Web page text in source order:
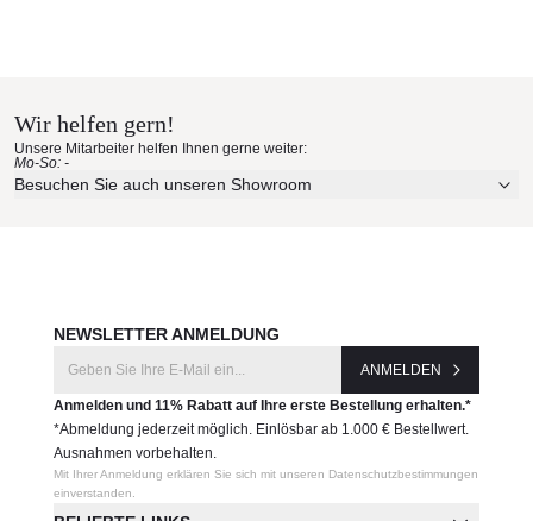
Wir helfen gern!
Unsere Mitarbeiter helfen Ihnen gerne weiter:
Mo-So: -
Besuchen Sie auch unseren Showroom
NEWSLETTER ANMELDUNG
ANMELDEN
Anmelden und 11% Rabatt auf Ihre erste Bestellung erhalten.*
*Abmeldung jederzeit möglich. Einlösbar ab 1.000 € Bestellwert.
Ausnahmen vorbehalten.
Mit Ihrer Anmeldung erklären Sie sich mit unseren Datenschutzbestimmungen
einverstanden.